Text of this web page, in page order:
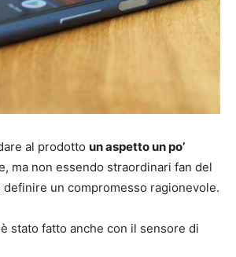
al prodotto un aspetto un po’
ma non essendo straordinari fan del
definire un compromesso ragionevole.
stato fatto anche con il sensore di